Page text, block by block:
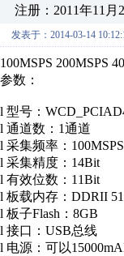
注册：2011年11月
发表于：2014-03-14
100MSPS 200MSPS
参数：
l 型号：
l 通道数：1通道
l 采集频率：
l 采集精度：14Bit
l 有效位数：11Bit
l 板载内存：DDRII
l 板子Flash：8GB
l 接口：USB总线
l 电源：可以